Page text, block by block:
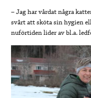
– Jag har vårdat några
svårt att sköta sin hygien
nuförtiden lider av bl.a.